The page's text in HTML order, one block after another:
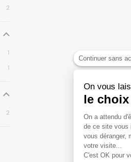
Continuer sans
On vous
le choix
On a attendu
de ce site vous
vous déranger,
votre visite...
C'est OK pour
2
1
1
2